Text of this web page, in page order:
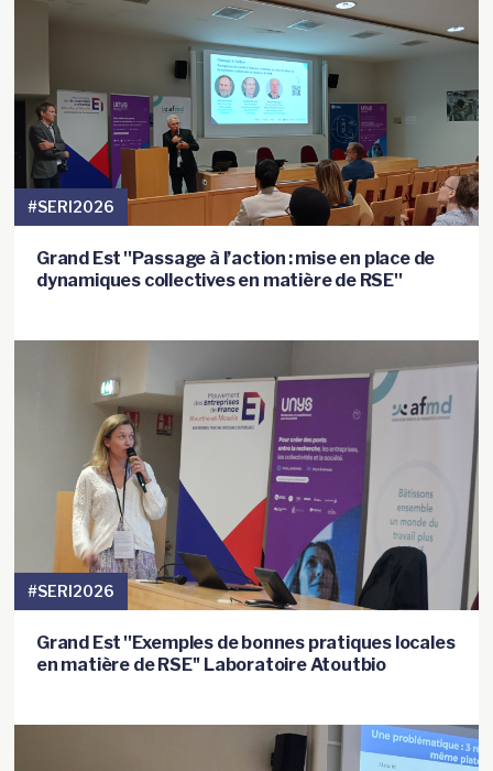
#SERI2026
Grand Est ''Passage à l’action : mise en place de
dynamiques collectives en matière de RSE''
#SERI2026
Grand Est ''Exemples de bonnes pratiques locales
en matière de RSE'' Laboratoire Atoutbio